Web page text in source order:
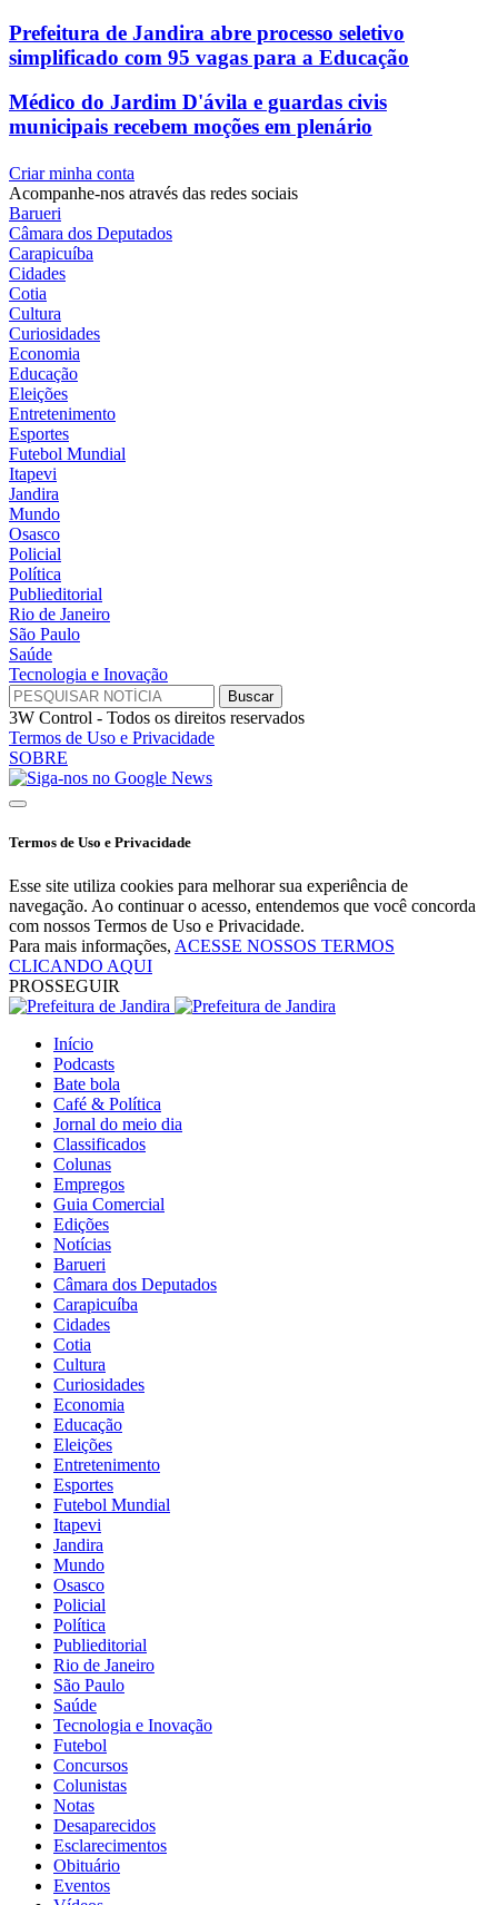
Prefeitura de Jandira abre processo seletivo
simplificado com 95 vagas para a Educação
Médico do Jardim D'ávila e guardas civis
municipais recebem moções em plenário
Criar minha conta
Acompanhe-nos através das redes sociais
Barueri
Câmara dos Deputados
Carapicuíba
Cidades
Cotia
Cultura
Curiosidades
Economia
Educação
Eleições
Entretenimento
Esportes
Futebol Mundial
Itapevi
Jandira
Mundo
Osasco
Policial
Política
Publieditorial
Rio de Janeiro
São Paulo
Saúde
Tecnologia e Inovação
3W Control - Todos os direitos reservados
Termos de Uso e Privacidade
SOBRE
Termos de Uso e Privacidade
Esse site utiliza cookies para melhorar sua experiência de
navegação. Ao continuar o acesso, entendemos que você concorda
com nossos Termos de Uso e Privacidade.
Para mais informações, ACESSE NOSSOS TERMOS
CLICANDO AQUI
PROSSEGUIR
Início
Podcasts
Bate bola
Café & Política
Jornal do meio dia
Classificados
Colunas
Empregos
Guia Comercial
Edições
Notícias
Barueri
Câmara dos Deputados
Carapicuíba
Cidades
Cotia
Cultura
Curiosidades
Economia
Educação
Eleições
Entretenimento
Esportes
Futebol Mundial
Itapevi
Jandira
Mundo
Osasco
Policial
Política
Publieditorial
Rio de Janeiro
São Paulo
Saúde
Tecnologia e Inovação
Futebol
Concursos
Colunistas
Notas
Desaparecidos
Esclarecimentos
Obituário
Eventos